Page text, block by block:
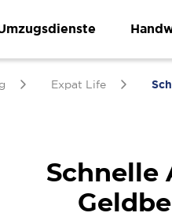
Expat Life
Schnelle